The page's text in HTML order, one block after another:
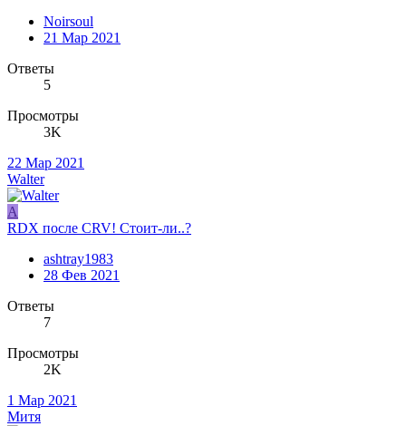
Noirsoul
21 Мар 2021
Ответы
5
Просмотры
3K
22 Мар 2021
Walter
A
RDX после CRV! Стоит-ли..?
ashtray1983
28 Фев 2021
Ответы
7
Просмотры
2K
1 Мар 2021
Митя